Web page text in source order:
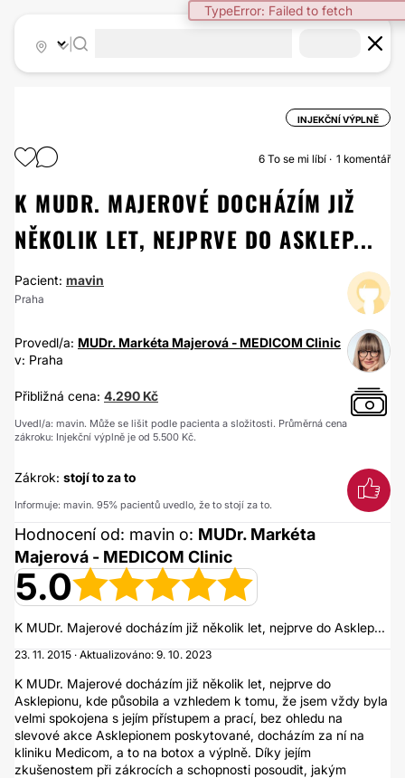
TypeError: Failed to fetch
INJEKČNÍ VÝPLNĚ
6 To se mi líbí 1 komentář
K MUDR. MAJEROVÉ DOCHÁZÍM JIŽ
NĚKOLIK LET, NEJPRVE DO ASKLEP...
Pacient: mavin
Praha
Provedl/a: MUDr. Markéta Majerová - MEDICOM Clinic
v: Praha
Přibližná cena: 4.290 Kč
Uvedl/a: mavin. Může se lišit podle pacienta a složitosti. Průměrná cena
zákroku: Injekční výplně je od 5.500 Kč.
Zákrok: stojí to za to
Informuje: mavin. 95% pacientů uvedlo, že to stojí za to.
Hodnocení od: mavin o: MUDr. Markéta
Majerová - MEDICOM Clinic
5.0
K MUDr. Majerové docházím již několik let, nejprve do Asklep...
23. 11. 2015 · Aktualizováno: 9. 10. 2023
K MUDr. Majerové docházím již několik let, nejprve do
Asklepionu, kde působila a vzhledem k tomu, že jsem vždy byla
velmi spokojena s jejím přístupem a prací, bez ohledu na
slevové akce Asklepionem poskytované, docházím za ní na
kliniku Medicom, a to na botox a výplně. Díky jejím
zkušenostem při zákrocích a schopnosti posoudit, jakým